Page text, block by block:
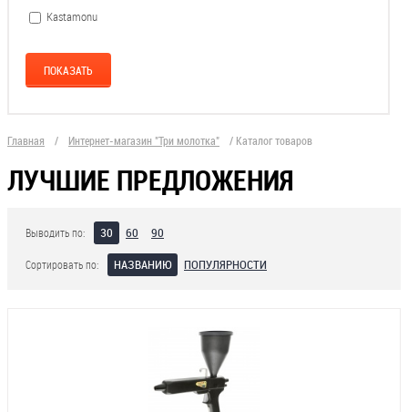
Kastamonu
Главная / Интернет-магазин "Три молотка" / Каталог товаров
ЛУЧШИЕ ПРЕДЛОЖЕНИЯ
Выводить по: 30 60 90
Сортировать по: НАЗВАНИЮ ПОПУЛЯРНОСТИ